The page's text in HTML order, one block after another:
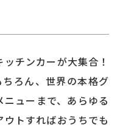
チンカーが大集合！
ろん、世界の本格グ
ューまで、あらゆる
ウトすればおうちでも